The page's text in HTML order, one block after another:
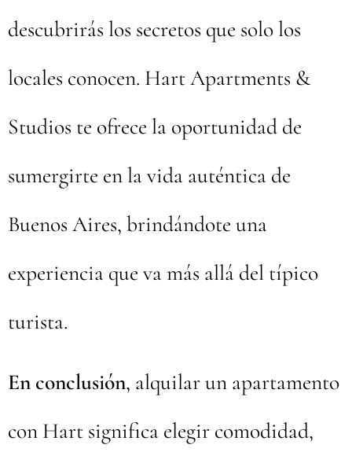
descubrirás los secretos que solo los
locales conocen. Hart Apartments &
Studios te ofrece la oportunidad de
sumergirte en la vida auténtica de
Buenos Aires, brindándote una
experiencia que va más allá del típico
turista.
En conclusión, alquilar un apartamento
con Hart significa elegir comodidad,